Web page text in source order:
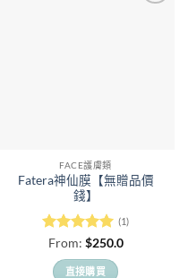
FACE護膚類
Fatera神仙膜【無贈品價
錢】
評分5 滿
分 5
(1)
From: $250.0
直接購買